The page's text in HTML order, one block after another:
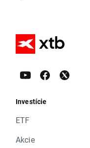
Investície
ETF
Akcie